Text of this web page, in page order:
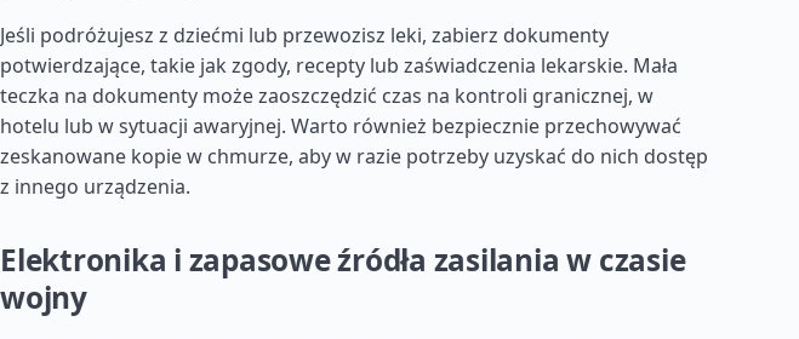
Jeśli podróżujesz z dziećmi lub przewozisz leki, zabierz dokumenty
potwierdzające, takie jak zgody, recepty lub zaświadczenia lekarskie. Mała
teczka na dokumenty może zaoszczędzić czas na kontroli granicznej, w
hotelu lub w sytuacji awaryjnej. Warto również bezpiecznie przechowywać
zeskanowane kopie w chmurze, aby w razie potrzeby uzyskać do nich dostęp
z innego urządzenia.
Elektronika i zapasowe źródła zasilania w czasie
wojny